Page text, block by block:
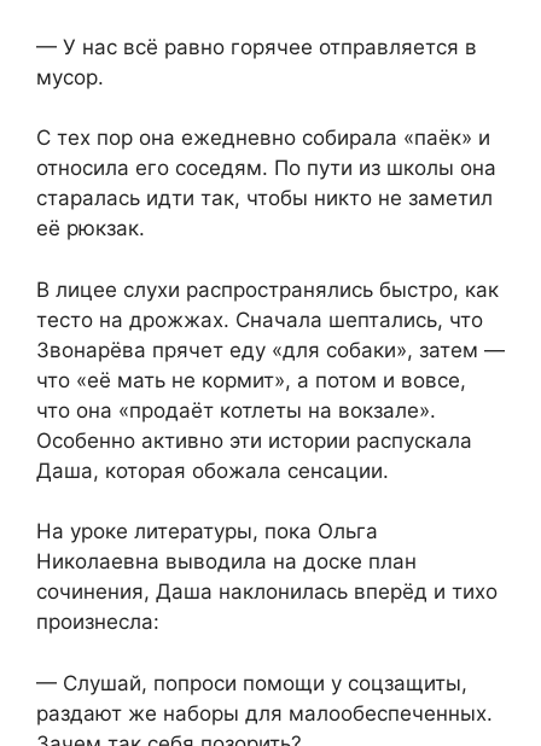
— У нас всё равно горячее отправляется в
мусор.
С тех пор она ежедневно собирала «паёк» и
относила его соседям. По пути из школы она
старалась идти так, чтобы никто не заметил
её рюкзак.
В лицее слухи распространялись быстро, как
тесто на дрожжах. Сначала шептались, что
Звонарёва прячет еду «для собаки», затем —
что «её мать не кормит», а потом и вовсе,
что она «продаёт котлеты на вокзале».
Особенно активно эти истории распускала
Даша, которая обожала сенсации.
На уроке литературы, пока Ольга
Николаевна выводила на доске план
сочинения, Даша наклонилась вперёд и тихо
произнесла:
— Слушай, попроси помощи у соцзащиты,
раздают же наборы для малообеспеченных.